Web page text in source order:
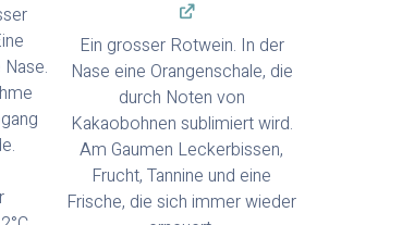
Ein grosser Rotwein. In der
Nase eine Orangenschale, die
durch Noten von
Kakaobohnen sublimiert wird.
Am Gaumen Leckerbissen,
Frucht, Tannine und eine
Frische, die sich immer wieder